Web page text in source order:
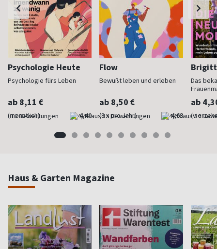
Psychologie Heute
Psychologie fürs Leben
ab 8,11 €
(monatlich) 4,40
Flow
Bewußt leben und erleben
ab 8,50 €
(8 x pro Jahr) 4,63
Das
ab
Haus & Garten Magazine